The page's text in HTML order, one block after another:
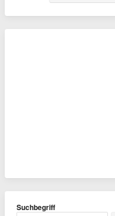
Suchbegriff